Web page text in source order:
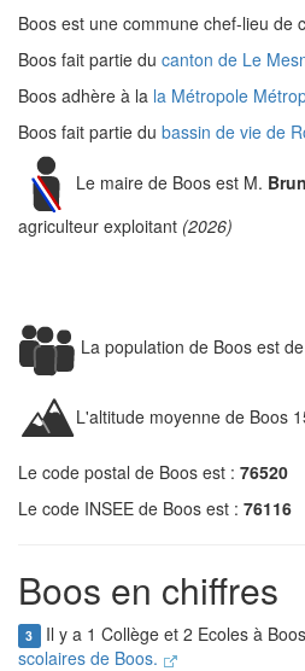
Boos est une commune chef-lieu de
Boos fait partie du canton de Le
Boos adhère à la la Métropole
Boos fait partie du bassin de vie de
Le maire de Boos est M.
agriculteur exploitant (2026)
La population de Boos est de
L'altitude moyenne de Boos
Le code postal de Boos est : 76520
Le code INSEE de Boos est : 76116
Boos en chiffres
3 Il y a 1 Collège et 2 Ecoles à
scolaires de Boos.